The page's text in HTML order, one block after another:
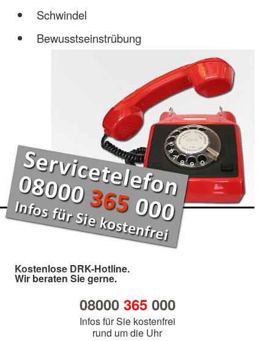
Schwindel
Bewusstseinstrübung
Kostenlose DRK-Hotline.
Wir beraten Sie gerne.
08000 365000
Infos für Sie kostenfrei
rund um die Uhr